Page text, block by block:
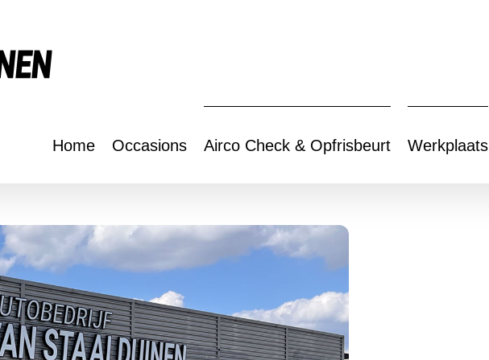
Home Occasions Airco Check & Opfrisbeurt Werkplaats